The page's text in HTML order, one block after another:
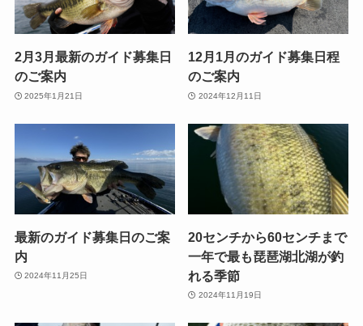
2月3月最新のガイド募集日
のご案内
2025年1月21日
12月1月のガイド募集日程
のご案内
2024年12月11日
最新のガイド募集日のご案
内
2024年11月25日
20センチから60センチまで
一年で最も琵琶湖北湖が釣
れる季節
2024年11月19日